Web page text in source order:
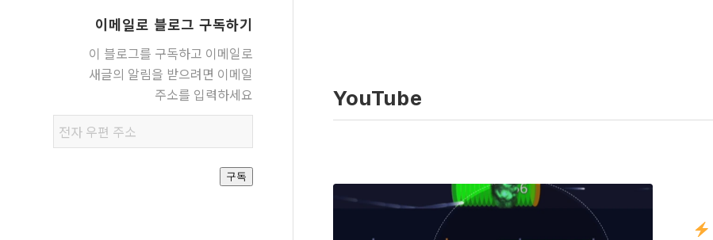
YouTube
이메일로 블로그 구독하기
이 블로그를 구독하고 이메일로
새글의 알림을 받으려면 이메일
주소를 입력하세요
우편
주소
구독